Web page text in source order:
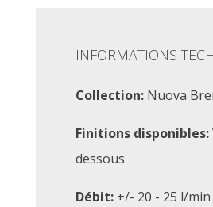
INFORMATIONS
Collection: Nuova
Finitions disponibles:
dessous
Débit: +/- 20 - 25 l/min